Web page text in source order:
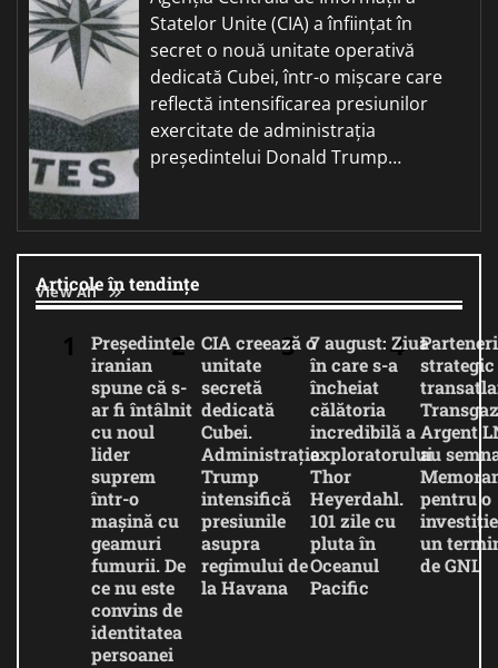
Statelor Unite (CIA) a înființat în
secret o nouă unitate operativă
dedicată Cubei, într-o mișcare care
reflectă intensificarea presiunilor
exercitate de administrația
președintelui Donald Trump…
Articole în tendințe
View All
Președintele
iranian
spune că s-
ar fi întâlnit
cu noul
lider
suprem
într-o
mașină cu
geamuri
fumurii. De
ce nu este
convins de
identitatea
persoanei
CIA creează o
unitate
secretă
dedicată
Cubei.
Administrația
Trump
intensifică
presiunile
asupra
regimului de
la Havana
7 august: Ziua
în care s-a
încheiat
călătoria
incredibilă a
exploratorului
Thor
Heyerdahl.
101 zile cu
pluta în
Oceanul
Pacific
strategic
Argent
au
pentru o
un
de GNL